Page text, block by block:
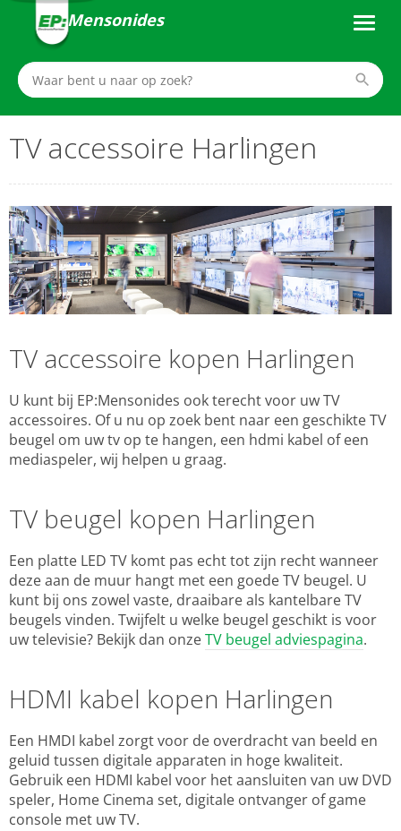
Mensonides
TV accessoire Harlingen
TV accessoire kopen Harlingen
U kunt bij EP:Mensonides ook terecht voor uw TV
accessoires. Of u nu op zoek bent naar een geschikte TV
beugel om uw tv op te hangen, een hdmi kabel of een
mediaspeler, wij helpen u graag.
TV beugel kopen Harlingen
Een platte LED TV komt pas echt tot zijn recht wanneer
deze aan de muur hangt met een goede TV beugel. U
kunt bij ons zowel vaste, draaibare als kantelbare TV
beugels vinden. Twijfelt u welke beugel geschikt is voor
uw televisie? Bekijk dan onzeTV beugel adviespagina.
HDMI kabel kopen Harlingen
Een HMDI kabel zorgt voor de overdracht van beeld en
geluid tussen digitale apparaten in hoge kwaliteit.
Gebruik een HDMI kabel voor het aansluiten van uw DVD
speler, Home Cinema set, digitale ontvanger of game
console met uw TV.